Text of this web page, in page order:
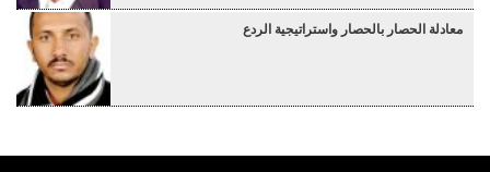
معادلة الحصار بالحصار واستراتيجية الردع